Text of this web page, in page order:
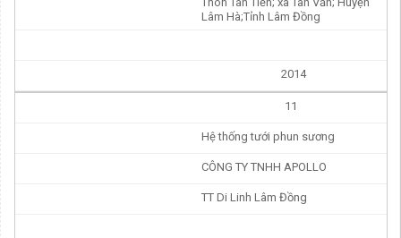
Lâm Hà;Tỉnh Lâm Đồng
2014
11
Hệ thống tưới phun sương
CÔNG TY TNHH APOLLO
TT Di Linh Lâm Đồng